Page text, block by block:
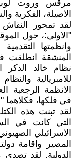
مرقس وروت
الاصيلة، الفكرية
لقد تمحور
"الاولى:، حول
وانظمتها
المنشقة انطلقت
نظام خالد الذكر
للامبريالية
الانظمة الرجعية
في فلكها، فكلاهما
لقد تبنت هذه
التي كانت في
الاسرائيلي
المصير واقامة
الدولية. لقد